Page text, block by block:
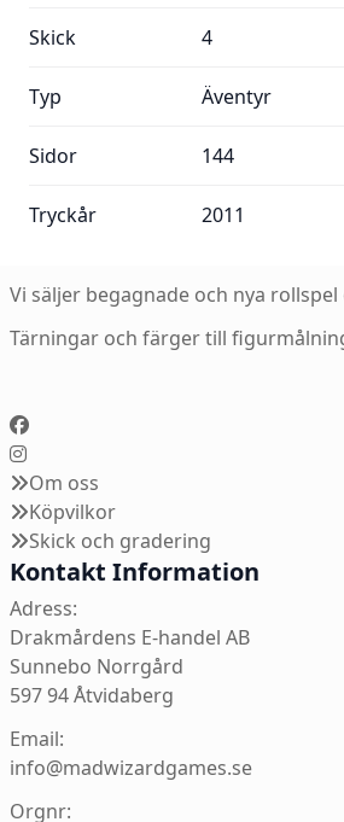
Skick 4
Typ Äventyr
Sidor 144
Tryckår 2011
Vi säljer begagnade och nya
Tärningar och färger till
Om oss
Köpvilkor
Skick och gradering
Kontakt Information
Adress:
Drakmårdens E-handel AB
Sunnebo Norrgård
597 94 Åtvidaberg
Email:
info@madwizardgames.se
Orgnr: